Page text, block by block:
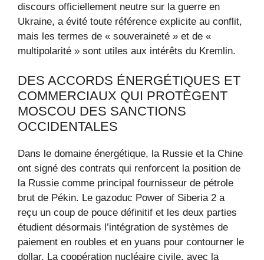
discours officiellement neutre sur la guerre en
Ukraine, a évité toute référence explicite au conflit,
mais les termes de « souveraineté » et de «
multipolarité » sont utiles aux intérêts du Kremlin.
DES ACCORDS ÉNERGÉTIQUES ET
COMMERCIAUX QUI PROTÈGENT
MOSCOU DES SANCTIONS
OCCIDENTALES
Dans le domaine énergétique, la Russie et la Chine
ont signé des contrats qui renforcent la position de
la Russie comme principal fournisseur de pétrole
brut de Pékin. Le gazoduc Power of Siberia 2 a
reçu un coup de pouce définitif et les deux parties
étudient désormais l’intégration de systèmes de
paiement en roubles et en yuans pour contourner le
dollar. La coopération nucléaire civile, avec la